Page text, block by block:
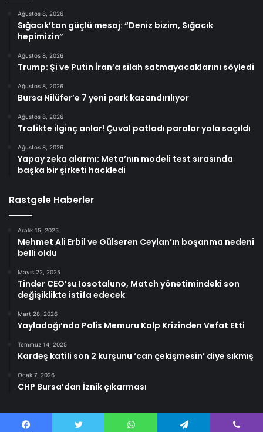
Ağustos 8, 2026
Sığacık’tan güçlü mesaj: “Deniz bizim, Sığacık
hepimizin”
Ağustos 8, 2026
Trump: Şi ve Putin İran’a silah satmayacaklarını söyledi
Ağustos 8, 2026
Bursa Nilüfer’e 7 yeni park kazandırılıyor
Ağustos 8, 2026
Trafikte ilginç anlar! Çuval patladı paralar yola saçıldı
Ağustos 8, 2026
Yapay zeka alarmı: Meta’nın modeli test sırasında
başka bir şirketi hackledi
Rastgele Haberler
Aralık 15, 2025
Mehmet Ali Erbil ve Gülseren Ceylan’ın boşanma nedeni
belli oldu
Mayıs 22, 2025
Tinder CEO’su Iosotaluno, Match yönetimindeki son
değişiklikte istifa edecek
Mart 28, 2026
Yayladağı’nda Polis Memuru Kalp Krizinden Vefat Etti
Temmuz 14, 2025
Kardeş katili son 2 kurşunu ‘can çekişmesin’ diye sıkmış
Ocak 7, 2026
CHP Bursa’dan İznik çıkarması